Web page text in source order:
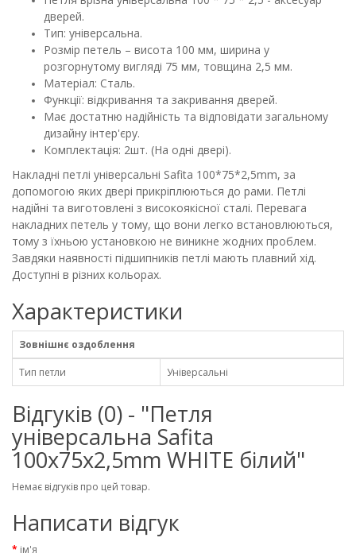
дверей.
Тип: універсальна.
Розмір петель – висота 100 мм, ширина у
розгорнутому вигляді 75 мм, товщина 2,5 мм.
Матеріал: Сталь.
Функції: відкривання та закривання дверей.
Має достатню надійність та відповідати загальному
дизайну інтер'єру.
Комплектація: 2шт. (На одні двері).
Накладні петлі універсальні Safita 100*75*2,5mm, за
допомогою яких двері прикріплюються до рами. Петлі
надійні та виготовлені з високоякісної сталі. Перевага
накладних петель у тому, що вони легко встановлюються,
тому з їхньою установкою не виникне жодних проблем.
Завдяки наявності підшипників петлі мають плавний хід.
Доступні в різних кольорах.
Характеристики
Зовнішнє оздоблення
Тип петли Універсальні
Відгуків (0) - "Петля
універсальна Safita
100х75х2,5mm WHITE білий"
Немає відгуків про цей товар.
Написати відгук
ім'я